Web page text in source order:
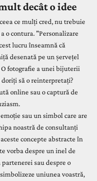
decât o idee
ce mulți cred, nu trebuie
o contura. "Personalizare
lucru înseamnă că
desenată pe un șervețel
fotografie a unei bijuterii
să o reinterpretați?
online sau o captură de
sau un simbol care are
noastră de consultanți
concepte abstracte în
vorba despre un inel de
sau despre o
uniunea voastră,